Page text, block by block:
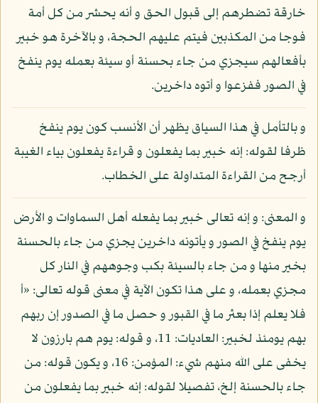
خارقة تضطرهم إلى قبول الحق و أنه يحشر من كل أمة
فوجا من المكذبين فيتم عليهم الحجة، و بالآخرة هو خبير
بأفعالهم سيجزي من جاء بحسنة أو سيئة بعمله يوم ينفخ
في الصور ففزعوا و أتوه داخرين.
و بالتأمل في هذا السياق يظهر أن الأنسب كون يوم ينفخ
ظرفا لقوله: إنه خبير بما يفعلون و قراءة يفعلون بياء الغيبة
أرجح من القراءة المتداولة على الخطاب.
و المعنى: و إنه تعالى خبير بما يفعله أهل السماوات و الأرض
يوم ينفخ في الصور و يأتونه داخرين يجزي من جاء بالحسنة
بخير منها و من جاء بالسيئة بكب وجوههم في النار كل
مجزي بعمله، و على هذا تكون الآية في معنى قوله تعالى: «أ
فلا يعلم إذا بعثر ما في القبور و حصل ما في الصدور إن ربهم
بهم يومئذ لخبير: العاديات: 11، و قوله: يوم هم بارزون لا
يخفى على الله منهم شيء: المؤمن: 16، و يكون قوله: من
جاء بالحسنة إلخ، تفصيلا لقوله: إنه خبير بما يفعلون من